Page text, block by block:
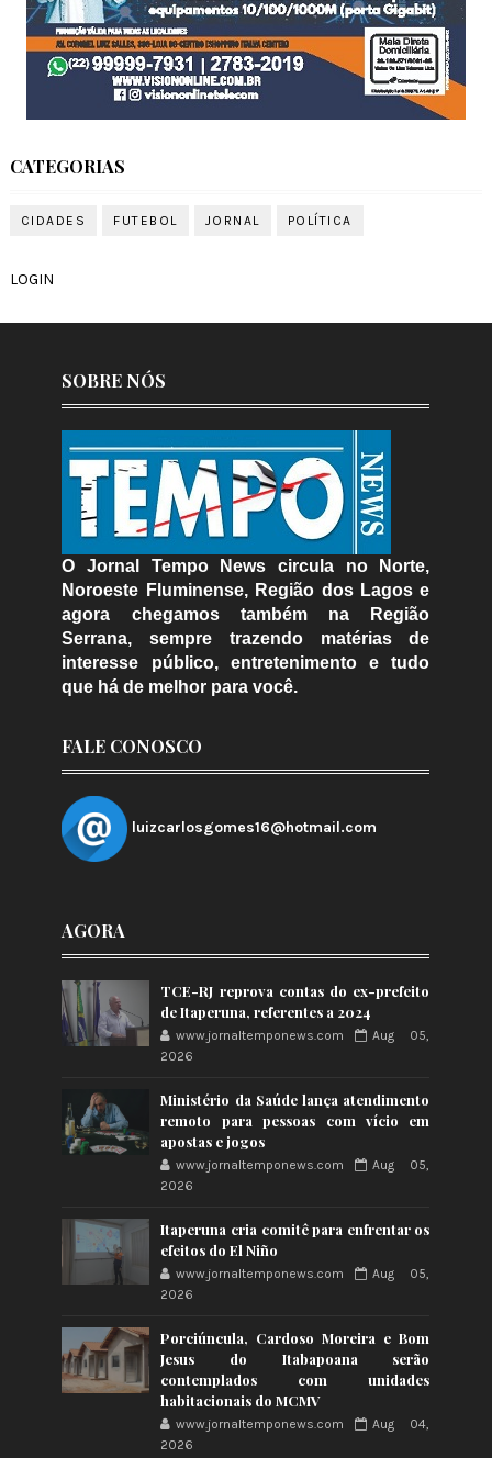
CATEGORIAS
CIDADES FUTEBOL JORNAL POLÍTICA
LOGIN
SOBRE NÓS
O Jornal Tempo News circula no Norte,
Noroeste Fluminense, Região dos Lagos e
agora chegamos também na Região
Serrana, sempre trazendo matérias de
interesse público, entretenimento e tudo
que há de melhor para você.
FALE CONOSCO
luizcarlosgomes16@hotmail.com
AGORA
TCE-RJ reprova contas do ex-prefeito
de Itaperuna, referentes a 2024
www.jornaltemponews.com
Aug 05,
2026
Ministério da Saúde lança atendimento
remoto para pessoas com vício em
apostas e jogos
www.jornaltemponews.com
Aug 05,
2026
Itaperuna cria comitê para enfrentar os
efeitos do El Niño
www.jornaltemponews.com
Aug 05,
2026
Porciúncula, Cardoso Moreira e Bom
Jesus do Itabapoana serão
contemplados com unidades
habitacionais do MCMV
www.jornaltemponews.com
Aug 04,
2026